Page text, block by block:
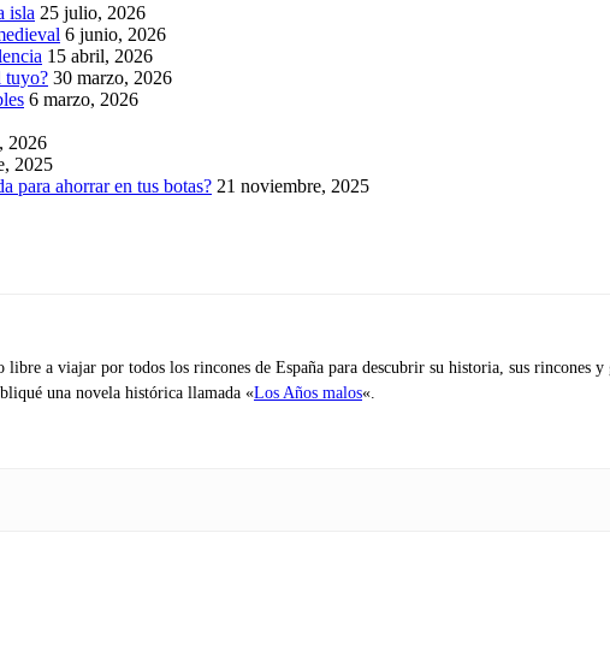
isla 25 julio, 2026
6 junio, 2026
15 abril, 2026
tuyo? 30 marzo, 2026
6 marzo, 2026
2026
2025
para ahorrar en tus botas? 21 noviembre, 2025
a viajar por todos los rincones de España para descubrir su historia, sus rincones
una novela histórica llamada «Los Años malos«.